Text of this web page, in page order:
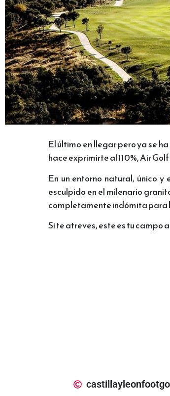
El último en llegar pero ya se
hace exprimirte al 110%, Air
En un entorno natural, único
esculpido en el milenario
completamente indómita para
Si te atreves, este es tu campo